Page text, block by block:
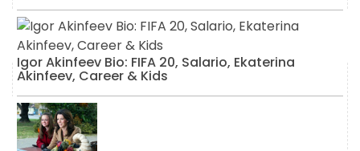
Igor Akinfeev Bio: FIFA 20, Salario, Ekaterina
Akinfeev, Career & Kids